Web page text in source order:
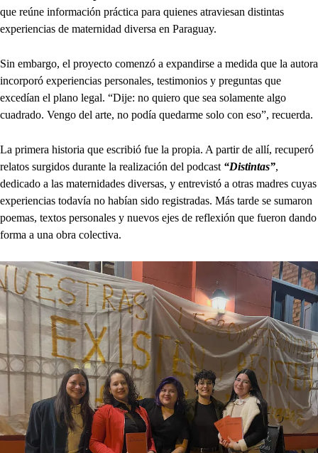
que reúne información práctica para quienes atraviesan distintas
experiencias de maternidad diversa en Paraguay.
Sin embargo, el proyecto comenzó a expandirse a medida que la autora
incorporó experiencias personales, testimonios y preguntas que
excedían el plano legal. “Dije: no quiero que sea solamente algo
cuadrado. Vengo del arte, no podía quedarme solo con eso”, recuerda.
La primera historia que escribió fue la propia. A partir de allí, recuperó
relatos surgidos durante la realización del podcast “Distintas”,
dedicado a las maternidades diversas, y entrevistó a otras madres cuyas
experiencias todavía no habían sido registradas. Más tarde se sumaron
poemas, textos personales y nuevos ejes de reflexión que fueron dando
forma a una obra colectiva.